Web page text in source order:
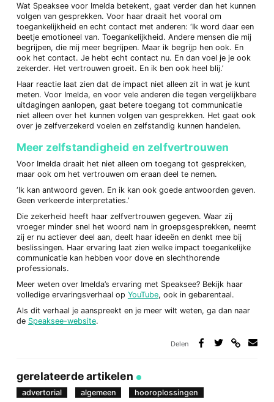
Wat Speaksee voor Imelda betekent, gaat verder dan het kunnen
volgen van gesprekken. Voor haar draait het vooral om
toegankelijkheid en echt contact met anderen: ‘Ik word daar een
beetje emotioneel van. Toegankelijkheid. Andere mensen die mij
begrijpen, die mij meer begrijpen. Maar ik begrijp hen ook. En
ook het contact. Je hebt echt contact nu. En dan voel je je ook
zekerder. Het vertrouwen groeit. En ik ben ook heel blij.’
Haar reactie laat zien dat de impact niet alleen zit in wat je kunt
meten. Voor Imelda, en voor vele anderen die tegen vergelijkbare
uitdagingen aanlopen, gaat betere toegang tot communicatie
niet alleen over het kunnen volgen van gesprekken. Het gaat ook
over je zelfverzekerd voelen en zelfstandig kunnen handelen.
Meer zelfstandigheid en zelfvertrouwen
Voor Imelda draait het niet alleen om toegang tot gesprekken,
maar ook om het vertrouwen om eraan deel te nemen.
‘Ik kan antwoord geven. En ik kan ook goede antwoorden geven.
Geen verkeerde interpretaties.’
Die zekerheid heeft haar zelfvertrouwen gegeven. Waar zij
vroeger minder snel het woord nam in groepsgesprekken, neemt
zij er nu actiever deel aan, deelt haar ideeën en denkt mee bij
beslissingen. Haar ervaring laat zien welke impact toegankelijke
communicatie kan hebben voor dove en slechthorende
professionals.
Meer weten over Imelda’s ervaring met Speaksee? Bekijk haar
volledige ervaringsverhaal op YouTube, ook in gebarentaal.
Als dit verhaal je aanspreekt en je meer wilt weten, ga dan naar
de Speaksee-website.
Delen
gerelateerde artikelen
advertorial algemeen
hooroplossingen